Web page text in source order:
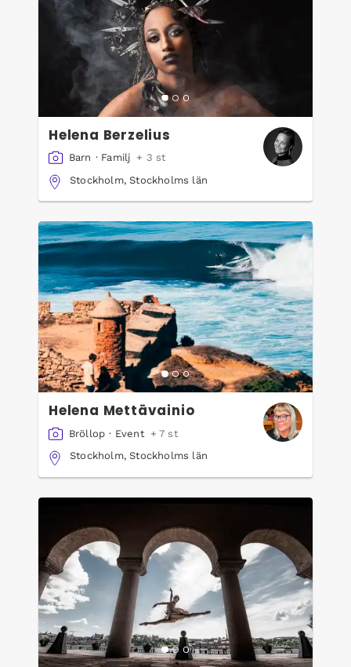
Helena Berzelius
Barn · Familj + 3 st
Stockholm, Stockholms län
Helena Mettävainio
Bröllop · Event
+ 7 st
Stockholm, Stockholms län